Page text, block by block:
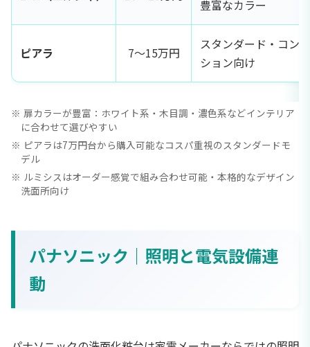
豊富なカラー
ピアラ 7〜15万円
スタンダード・コン
ション向け
扉カラーが豊富：ホワイト系・木目調・濃色系などインテリア
に合わせて選びやすい
ピアラは7万円台から購入可能なコスパ重視のスタンダードモ
デル
ルミシスはオーダー感覚で組み合わせ可能・本格的なデザイン
洗面所向け
パナソニック｜照明と電気設備連
動